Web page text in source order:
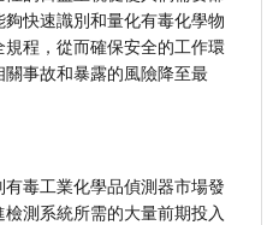
快速識別和量化有毒化學物
程，從而確保安全的工作環
事故和暴露的風險降至最
毒工業化學品偵測器市場發
測系統所需的大量前期投入